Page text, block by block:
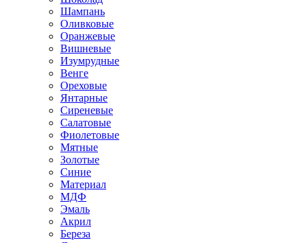
Шампань
Оливковые
Оранжевые
Вишневые
Изумрудные
Венге
Ореховые
Янтарные
Сиреневые
Салатовые
Фиолетовые
Мятные
Золотые
Синие
Материал
МДФ
Эмаль
Акрил
Береза